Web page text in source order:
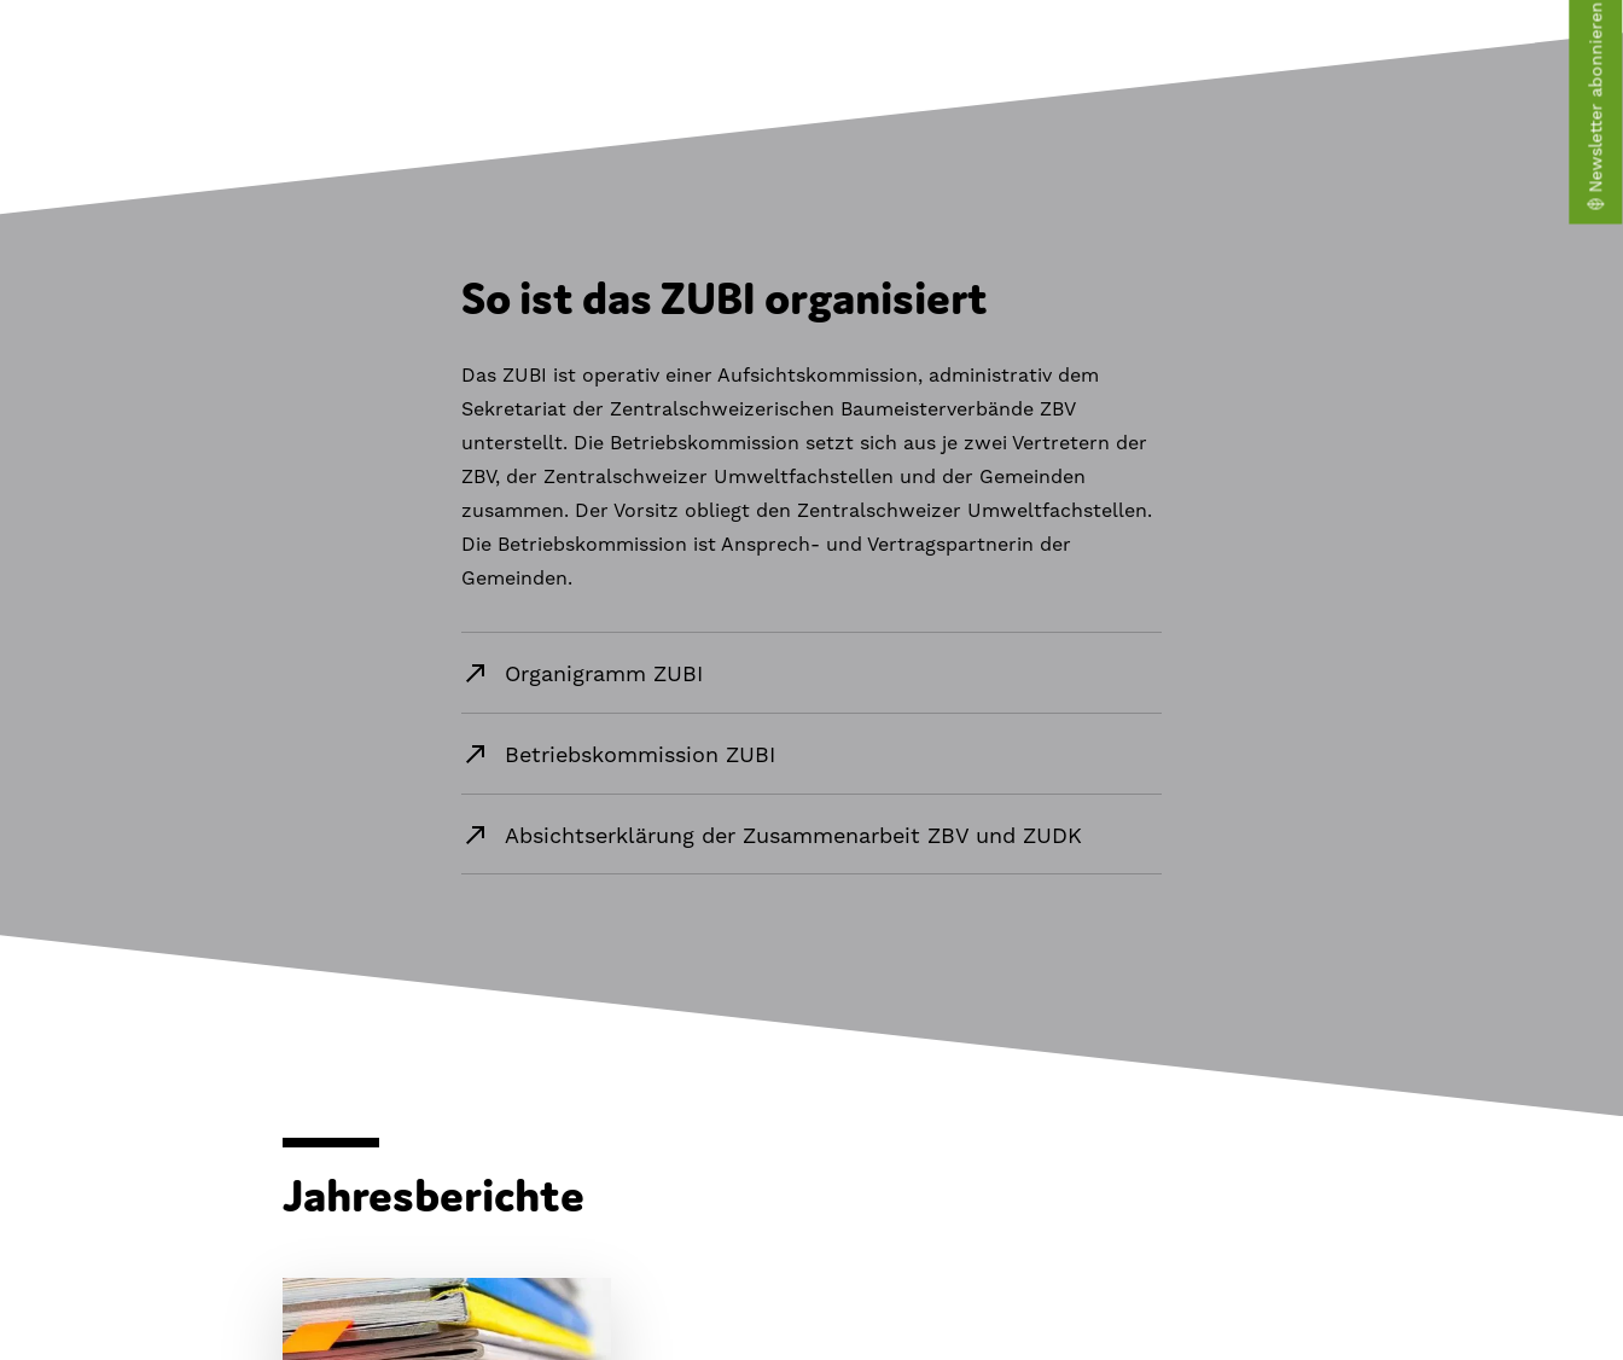
Newsletter abonnieren
So ist das ZUBI organisiert
Das ZUBI ist operativ einer Aufsichtskommission, administrativ dem
Sekretariat der Zentralschweizerischen Baumeisterverbände ZBV
unterstellt. Die Betriebskommission setzt sich aus je zwei Vertretern der
ZBV, der Zentralschweizer Umweltfachstellen und der Gemeinden
zusammen. Der Vorsitz obliegt den Zentralschweizer Umweltfachstellen.
Die Betriebskommission ist Ansprech- und Vertragspartnerin der
Gemeinden.
Organigramm ZUBI
Betriebskommission ZUBI
Absichtserklärung der Zusammenarbeit ZBV und ZUDK
Jahresberichte